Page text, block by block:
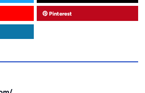
Pinterest